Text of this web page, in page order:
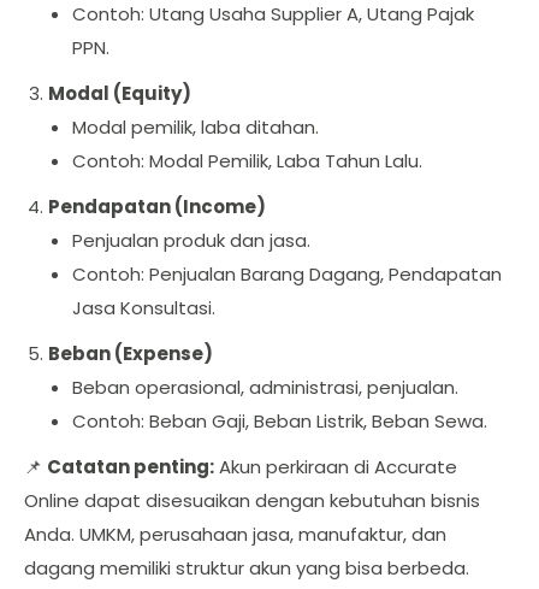
Contoh: Utang Usaha Supplier A, Utang Pajak
PPN.
Modal (Equity)
Modal pemilik, laba ditahan.
Contoh: Modal Pemilik, Laba Tahun Lalu.
Pendapatan (Income)
Penjualan produk dan jasa.
Contoh: Penjualan Barang Dagang, Pendapatan
Jasa Konsultasi.
Beban (Expense)
Beban operasional, administrasi, penjualan.
Contoh: Beban Gaji, Beban Listrik, Beban Sewa.
📌 Catatan penting:Akun perkiraan di Accurate
Online dapat disesuaikan dengan kebutuhan bisnis
Anda. UMKM, perusahaan jasa, manufaktur, dan
dagang memiliki struktur akun yang bisa berbeda.